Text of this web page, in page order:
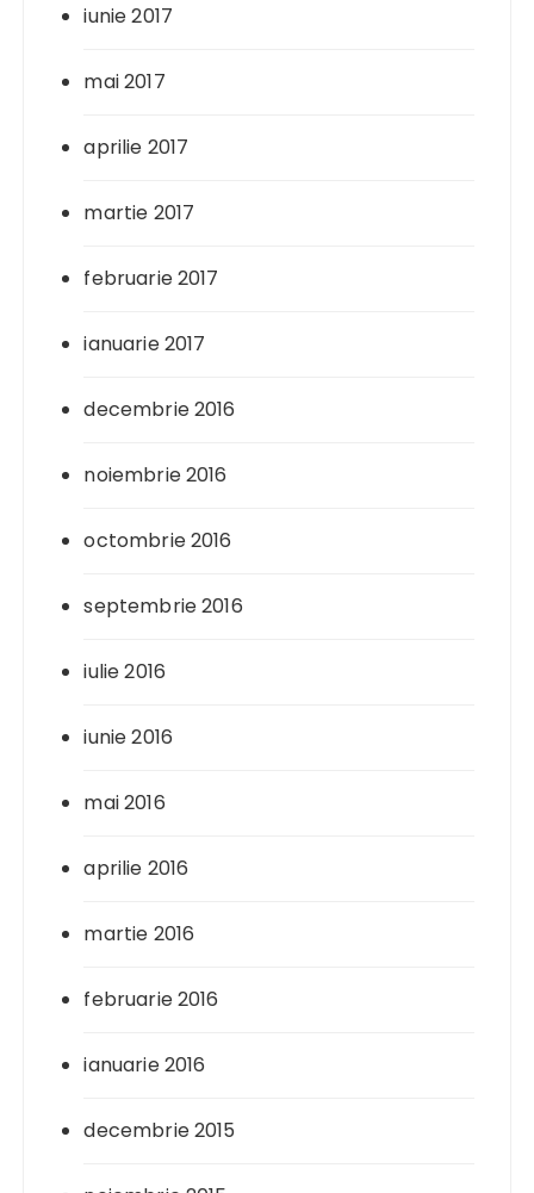
iunie 2017
mai 2017
aprilie 2017
martie 2017
februarie 2017
ianuarie 2017
decembrie 2016
noiembrie 2016
octombrie 2016
septembrie 2016
iulie 2016
iunie 2016
mai 2016
aprilie 2016
martie 2016
februarie 2016
ianuarie 2016
decembrie 2015